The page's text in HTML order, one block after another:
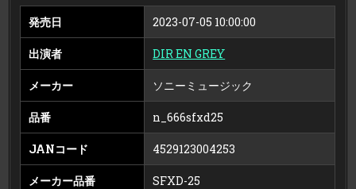
盤）
ー
発売日 2023-07-05 10:00:00
出演者 DIR EN GREY
メーカー ソニーミュージック
品番 n_666sfxd25
JANコード 4529123004253
メーカー品番 SFXD-25